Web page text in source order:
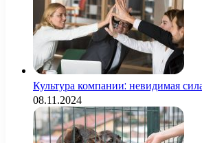
Культура компании: невидимая
08.11.2024